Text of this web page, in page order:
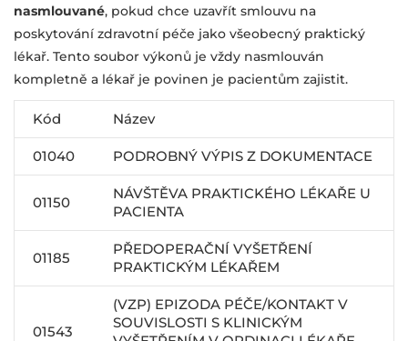
nasmlouvané, pokud chce uzavřít smlouvu na
poskytování zdravotní péče jako všeobecný praktický
lékař. Tento soubor výkonů je vždy nasmlouván
kompletně a lékař je povinen je pacientům zajistit.
Kód Název
01040 PODROBNÝ VÝPIS Z DOKUMENTACE
01150
NÁVŠTĚVA PRAKTICKÉHO LÉKAŘE U
PACIENTA
01185
PŘEDOPERAČNÍ VYŠETŘENÍ
PRAKTICKÝM LÉKAŘEM
01543
(VZP) EPIZODA PÉČE/KONTAKT V
SOUVISLOSTI S KLINICKÝM